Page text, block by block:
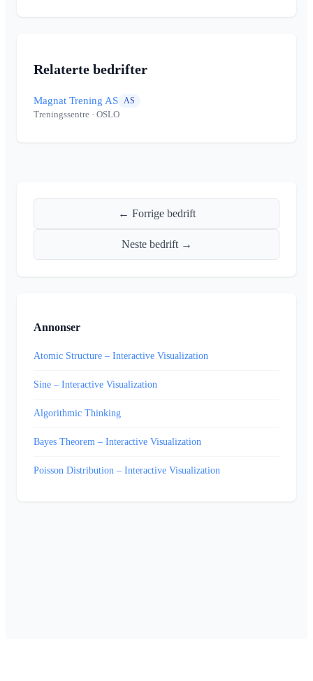
Relaterte bedrifter
Magnat Trening AS AS
Treningssentre · OSLO
← Forrige bedrift
Neste bedrift →
Annonser
Atomic Structure – Interactive Visualization
Sine – Interactive Visualization
Algorithmic Thinking
Bayes Theorem – Interactive Visualization
Poisson Distribution – Interactive Visualization